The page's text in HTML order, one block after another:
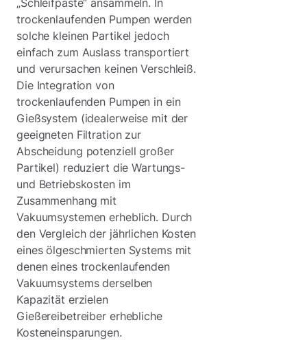
trockenlaufenden Pumpen werden
solche kleinen Partikel jedoch
einfach zum Auslass transportiert
und verursachen keinen Verschleiß.
Die Integration von
trockenlaufenden Pumpen in ein
Gießsystem (idealerweise mit der
geeigneten Filtration zur
Abscheidung potenziell großer
Partikel) reduziert die Wartungs-
und Betriebskosten im
Zusammenhang mit
Vakuumsystemen erheblich. Durch
den Vergleich der jährlichen Kosten
eines ölgeschmierten Systems mit
denen eines trockenlaufenden
Vakuumsystems derselben
Kapazität erzielen
Gießereibetreiber erhebliche
Kosteneinsparungen.